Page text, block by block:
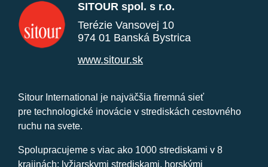
SITOUR spol. s r.o.
Terézie Vansovej 10
974 01 Banská Bystrica
www.sitour.sk
Sitour International je najväčšia firemná sieť
pre technologické inovácie v strediskách cestovného
ruchu na svete.
Spolupracujeme s viac ako 1000 strediskami v 8
krajinách: lyžiarskymi strediskami, horskými